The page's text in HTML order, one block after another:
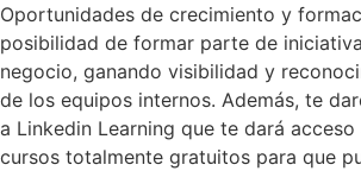
Oportunidades de crecimiento y
posibilidad de formar parte de
negocio, ganando visibilidad y
de los equipos internos. Además, te
a Linkedin Learning que te dará
cursos totalmente gratuitos para que